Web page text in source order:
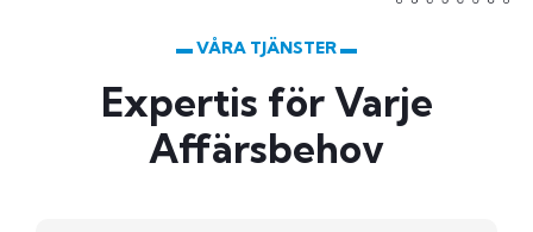
▬ VÅRA TJÄNSTER ▬
Expertis för Varje
Affärsbehov